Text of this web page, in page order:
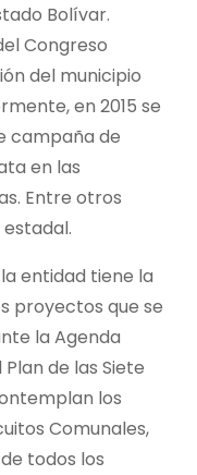
Bolívar.
Congreso
del municipio
en 2015 se
campaña de
en las
Entre otros
entidad tiene la
proyectos que se
la Agenda
de las Siete
los
Comunales,
todos los